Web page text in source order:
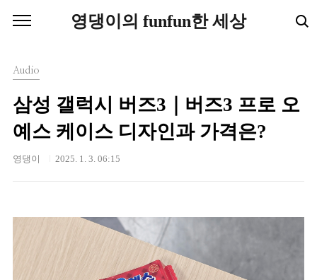
영댕이의 funfun한 세상
Audio
삼성 갤럭시 버즈3｜버즈3 프로 오
예스 케이스 디자인과 가격은?
영댕이 2025. 1. 3. 06:15